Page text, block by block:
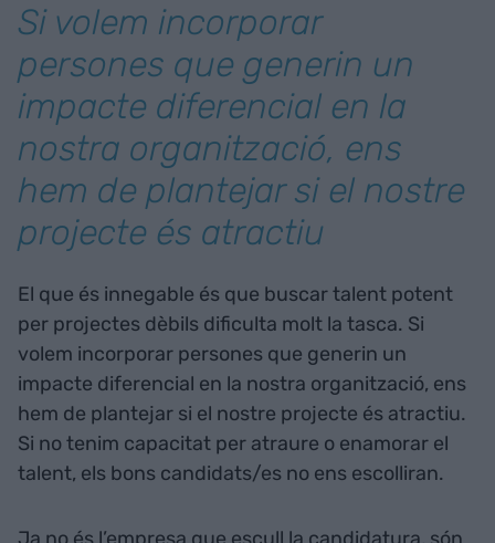
Si volem incorporar
persones que generin un
impacte diferencial en la
nostra organització, ens
hem de plantejar si el nostre
projecte és atractiu
El que és innegable és que buscar talent potent
per projectes dèbils dificulta molt la tasca. Si
volem incorporar persones que generin un
impacte diferencial en la nostra organització, ens
hem de plantejar si el nostre projecte és atractiu.
Si no tenim capacitat per atraure o enamorar el
talent, els bons candidats/es no ens escolliran.